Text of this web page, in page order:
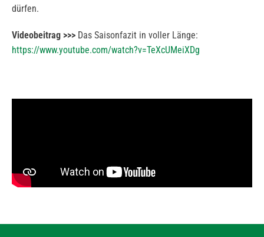
dürfen.
Videobeitrag >>> Das Saisonfazit in voller Länge:
https://www.youtube.com/watch?v=TeXcUMeiXDg